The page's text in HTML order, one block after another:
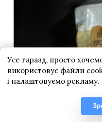
Усе гаразд, просто
використовує файли
і налаштовуємо рекламу.